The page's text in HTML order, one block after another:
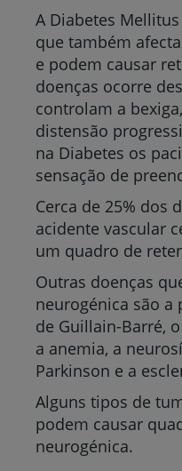
A Diabetes
que também
e podem causar
doenças ocorre
controlam a
distensão
na Diabetes os
sensação de
Cerca de 25% dos
acidente vascular
um quadro de
Outras doenças
neurogénica são
de Guillain-Barré,
a anemia, a
Parkinson e a
Alguns tipos de
podem causar
neurogénica.